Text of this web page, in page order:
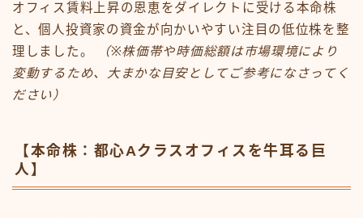
オフィス賃料上昇の恩恵をダイレクトに受ける本命株
と、個人投資家の資金が向かいやすい注目の低位株を整
理しました。
（※株価帯や時価総額は市場環境により
変動するため、大まかな目安としてご参考になさってく
ださい）
【本命株：都心Aクラスオフィスを牛耳る巨
人】